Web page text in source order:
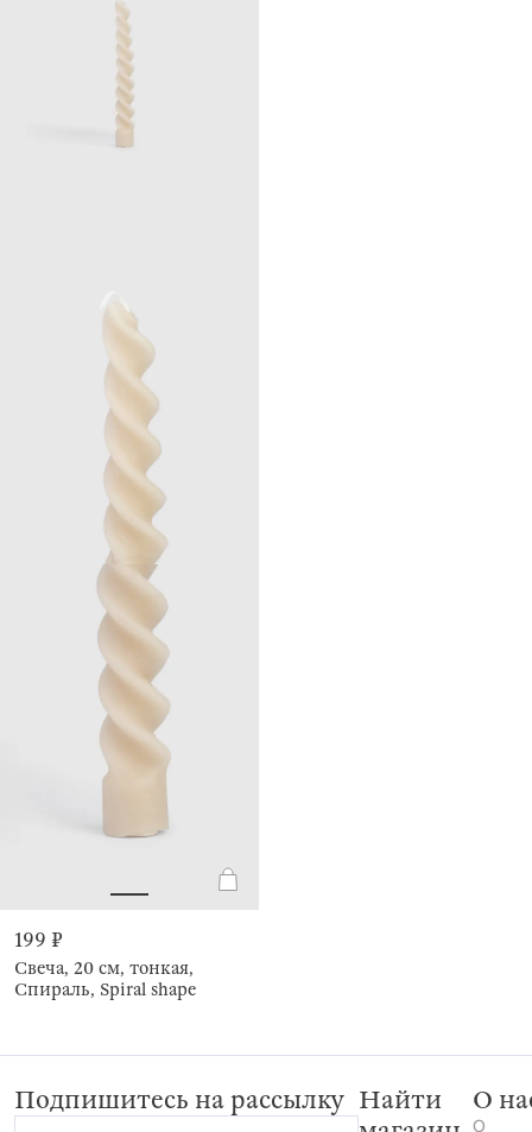
199 ₽
Свеча, 20 см, тонкая,
Спираль, Spiral shape
Подпишитесь на рассылку Найти
О